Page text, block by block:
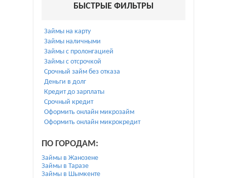
БЫСТРЫЕ ФИЛЬТРЫ
Займы на карту
Займы наличными
Займы с пролонгацией
Займы с отсрочкой
Срочный займ без отказа
Деньги в долг
Кредит до зарплаты
Срочный кредит
Оформить онлайн микрозайм
Оформить онлайн микрокредит
ПО ГОРОДАМ:
Займы в Жанозене
Займы в Таразе
Займы в Шымкенте